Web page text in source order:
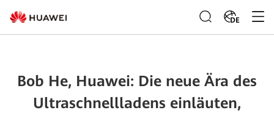
DE
Bob He, Huawei: Die neue Ära des
Ultraschnellladens einläuten,